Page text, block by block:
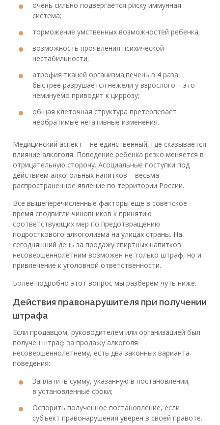
очень сильно подвергается риску иммунная
система;
торможение умственных возможностей ребенка;
возможность проявления психической
нестабильности;
атрофия тканей организма;печень в 4 раза
быстрее разрушается нежели у взрослого – это
неминуемо приводит к циррозу;
общая клеточная структура претерпевает
необратимые негативные изменения.
Медицинский аспект – не единственный, где сказывается
влияние алкоголя. Поведение ребенка резко меняется в
отрицательную сторону. Асоциальные поступки под
действием алкогольных напитков – весьма
распространенное явление по территории России.
Все вышеперечисленные факторы еще в советское
время сподвигли чиновников к принятию
соответствующих мер по предотвращению
подросткового алкоголизма на улицах страны. На
сегодняшний день за продажу спиртных напитков
несовершеннолетним возможен не только штраф, но и
привлечение к уголовной ответственности.
Более подробно этот вопрос мы разберем чуть ниже.
Действия правонарушителя при получении
штрафа
Если продавцом, руководителем или организацией был
получен штраф за продажу алкоголя
несовершеннолетнему, есть два законных варианта
поведения:
Заплатить сумму, указанную в постановлении,
в установленные сроки;
Оспорить полученное постановление, если
субъект правонарушения уверен в своей правоте.